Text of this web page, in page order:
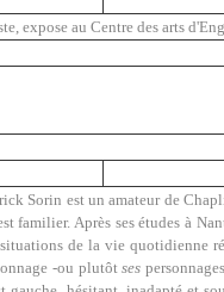
expose au Centre des arts
Sorin est un amateur de
familier. Après ses études à
de la vie quotidienne
-ou plutôtses